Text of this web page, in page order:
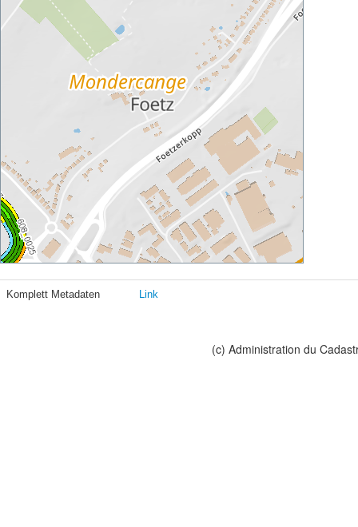
Komplett Metadaten Link
(c) Administration du